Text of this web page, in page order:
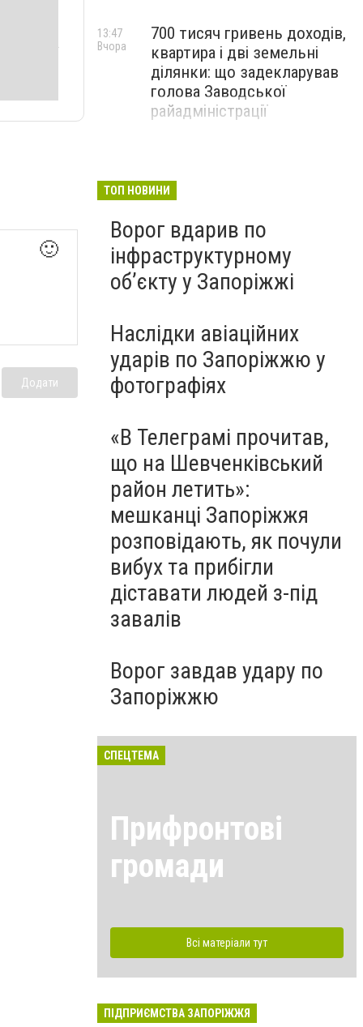
🙂
Додати
700 тисяч гривень доходів,
квартира і дві земельні
ділянки: що задекларував
голова Заводської
райадміністрації
13:47
Вчора
ТОП НОВИНИ
Ворог вдарив по
інфраструктурному
обʼєкту у Запоріжжі
Наслідки авіаційних
ударів по Запоріжжю у
фотографіях
«В Телеграмі прочитав,
що на Шевченківський
район летить»:
мешканці Запоріжжя
розповідають, як почули
вибух та прибігли
діставати людей з-під
завалів
Ворог завдав удару по
Запоріжжю
СПЕЦТЕМА
Прифронтові
громади
Всі матеріали тут
ПІДПРИЄМСТВА ЗАПОРІЖЖЯ